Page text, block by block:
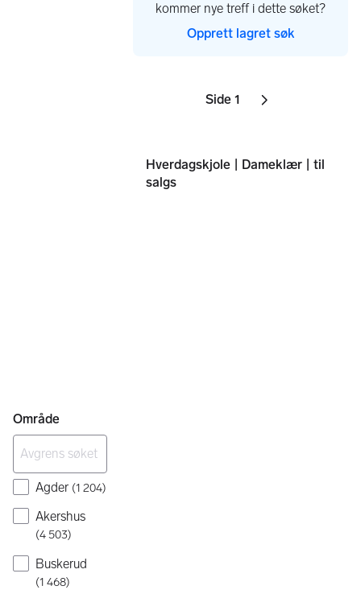
Område
Agder (1 204)
Akershus
(4 503)
Buskerud
(1 468)
kommer nye treff i dette søket?
Opprett lagret søk
Sider
Side 1 Neste side
ikon
Hverdagskjole | Dameklær | til
salgs